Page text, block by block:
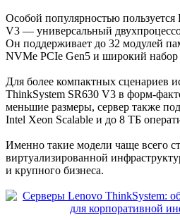
Особой популярностью
V3 — универсальный
Он поддерживает до 32 модулей
NVMe PCIe Gen5 и широкий набор
Для более компактных сценариев
ThinkSystem SR630 V3 в форм-
меньшие размеры, сервер также
Intel Xeon Scalable и до 8 ТБ
Именно такие модели чаще всего
виртуализированной
и крупного бизнеса.